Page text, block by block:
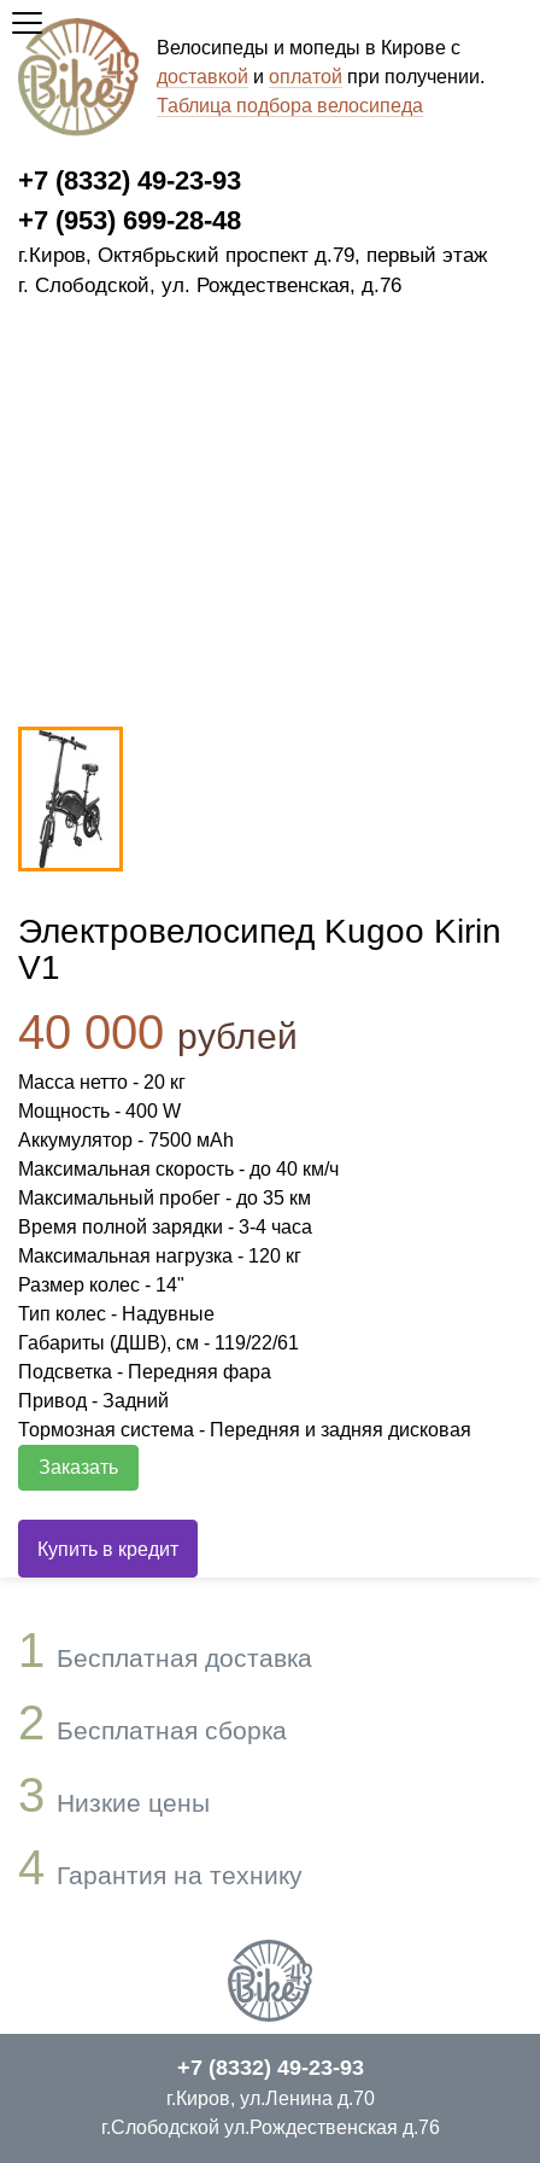
Велосипеды и мопеды в Кирове с
доставкой и оплатой при получении.
Таблица подбора велосипеда
+7 (8332) 49-23-93
+7 (953) 699-28-48
г.Киров, Октябрьский проспект д.79, первый этаж
г. Слободской, ул. Рождественская, д.76
Электровелосипед Kugoo Kirin
V1
40 000 рублей
Масса нетто - 20 кг
Мощность - 400 W
Аккумулятор - 7500 мАh
Максимальная скорость - до 40 км/ч
Максимальный пробег - до 35 км
Время полной зарядки - 3-4 часа
Максимальная нагрузка - 120 кг
Размер колес - 14"
Тип колес - Надувные
Габариты (ДШВ), см - 119/22/61
Подсветка - Передняя фара
Привод - Задний
Тормозная система - Передняя и задняя дисковая
Заказать
1 Бесплатная доставка
2 Бесплатная сборка
3 Низкие цены
4 Гарантия на технику
+7 (8332) 49-23-93
г.Киров, ул.Ленина д.70
г.Слободской ул.Рождественская д.76